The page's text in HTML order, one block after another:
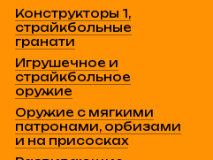
Конструкторы 1,
страйкбольные
гранати
Игрушечное и
страйкбольное
оружие
Оружие с мягкими
патронами, орбизами
и на присосках